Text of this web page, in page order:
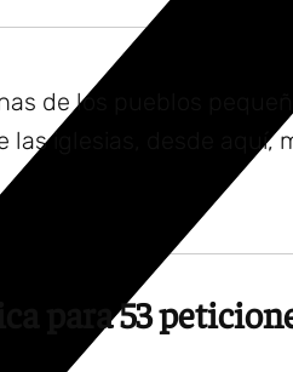
de los pueblos
las iglesias, desde aquí,
para 53